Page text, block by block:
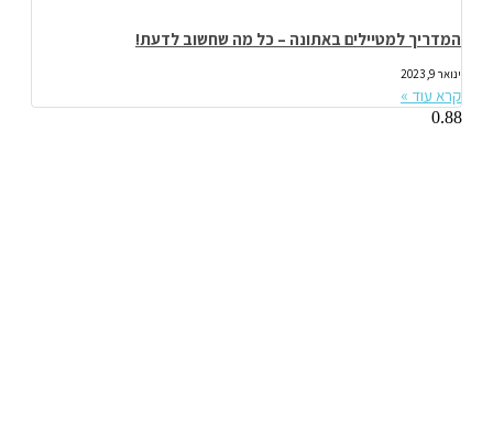
המדריך למטיילים באתונה – כל מה שחשוב לדעת!
ינואר 9, 2023
קרא עוד »